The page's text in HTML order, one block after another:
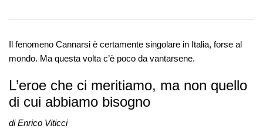
Il fenomeno Cannarsi è certamente singolare in Italia, forse al
mondo. Ma questa volta c’è poco da vantarsene.
L’eroe che ci meritiamo, ma non quello
di cui abbiamo bisogno
di Enrico Viticci